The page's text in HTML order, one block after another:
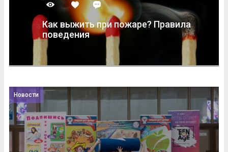
Как выжить при пожаре? Правила
поведения
Новости